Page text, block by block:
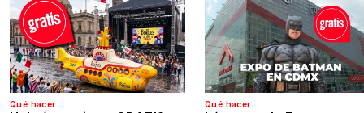
Qué hacer Qué hacer